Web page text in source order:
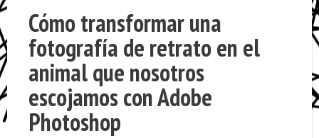
Cómo transformar una
fotografía de retrato en el
animal que nosotros
escojamos con Adobe
Photoshop